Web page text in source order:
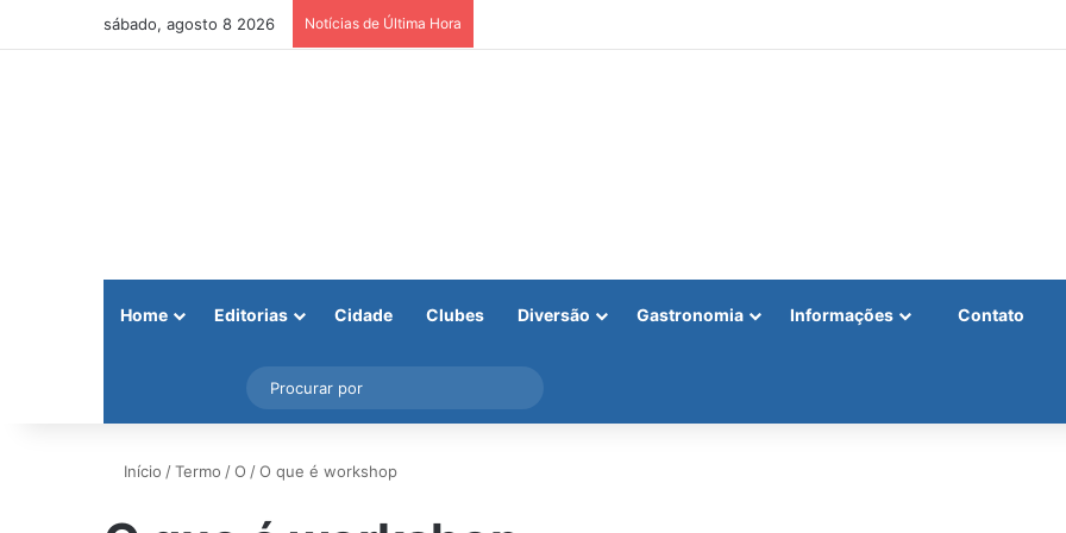
sábado, agosto 8 2026 Notícias de Última Hora
Home Editorias Cidade Clubes Diversão Gastronomia Informações Contato
Instagram
Barra Lateral
por
Início /Termo /O /O que é workshop